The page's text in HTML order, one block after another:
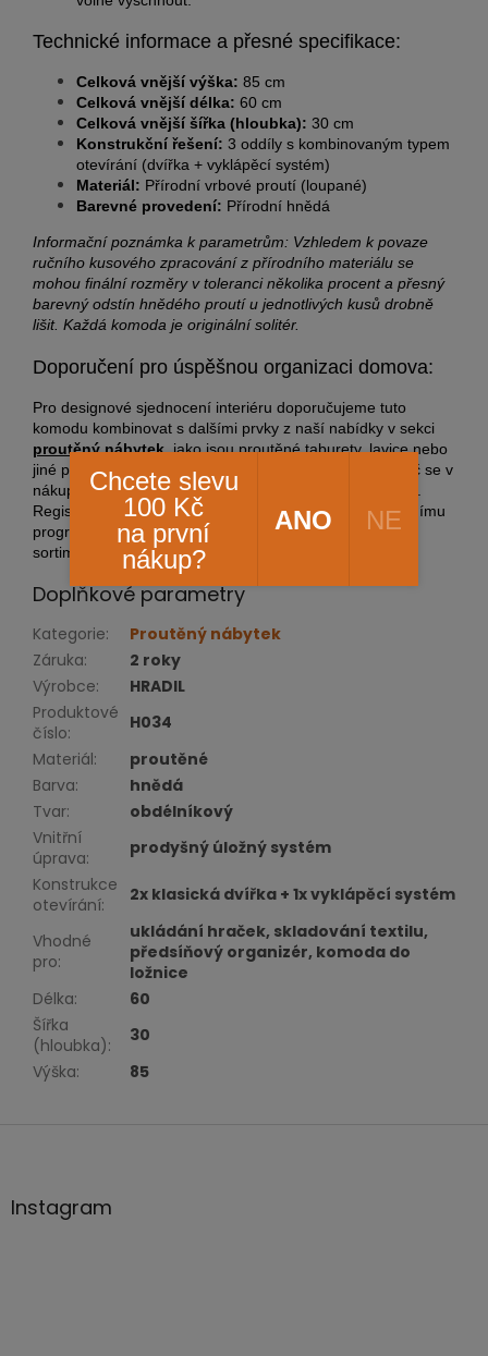
Technické informace a přesné specifikace:
Celková vnější výška: 85 cm
Celková vnější délka: 60 cm
Celková vnější šířka (hloubka): 30 cm
Konstrukční řešení: 3 oddíly s kombinovaným typem
otevírání (dvířka + vyklápěcí systém)
Materiál: Přírodní vrbové proutí (loupané)
Barevné provedení: Přírodní hnědá
Informační poznámka k parametrům: Vzhledem k povaze
ručního kusového zpracování z přírodního materiálu se
mohou finální rozměry v toleranci několika procent a přesný
barevný odstín hnědého proutí u jednotlivých kusů drobně
lišit. Každá komoda je originální solitér.
Doporučení pro úspěšnou organizaci domova:
Pro designové sjednocení interiéru doporučujeme tuto
komodu kombinovat s dalšími prvky z naší nabídky v sekci
proutěný nábytek, jako jsou proutěné taburety, lavice nebo
jiné police. Při celkové hodnotě objednávky nad 2000 Kč se v
nákupním košíku automaticky aktivuje
Registrovaní uživatelé získávají trvalý přístup k věrnostnímu
programu se stálouslevou 5 % až 20 %na kompletní
sortiment.
Doplňkové parametry
Kategorie:
Proutěný nábytek
Záruka:
2 roky
Výrobce:
HRADIL
Produktové
číslo:
H034
Materiál:
proutěné
Barva:
hnědá
Tvar:
obdélníkový
Vnitřní
úprava:
prodyšný úložný systém
Konstrukce
otevírání: 2x klasická dvířka + 1x vyklápěcí systém
Vhodné
pro:
ukládání hraček, skladování textilu,
předsíňový organizér, komoda do
ložnice
Délka:
60
Šířka
(hloubka):
30
Výška: 85
aInstagram
Chcete slevu
100 Kč
na první
nákup?
ANO NE